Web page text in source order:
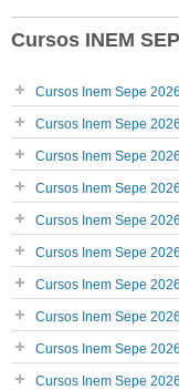
Cursos INEM
Cursos Inem Sepe 2026
Cursos Inem Sepe 2026
Cursos Inem Sepe 2026
Cursos Inem Sepe 2026
Cursos Inem Sepe 2026
Cursos Inem Sepe 2026
Cursos Inem Sepe 2026
Cursos Inem Sepe 2026
Cursos Inem Sepe 2026
Cursos Inem Sepe 2026